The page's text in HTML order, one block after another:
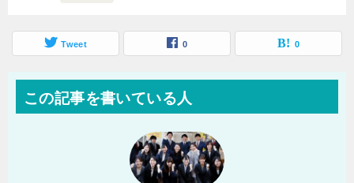
Tweet 0 0
この記事を書いている人